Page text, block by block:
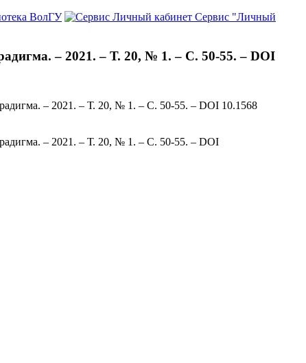
ВолГУ
Сервис "Личный
– 2021. – Т. 20, № 1. – С. 50-55. – DOI
– 2021. – Т. 20, № 1. – С. 50-55. – DOI 10.1568
– 2021. – Т. 20, № 1. – С. 50-55. – DOI